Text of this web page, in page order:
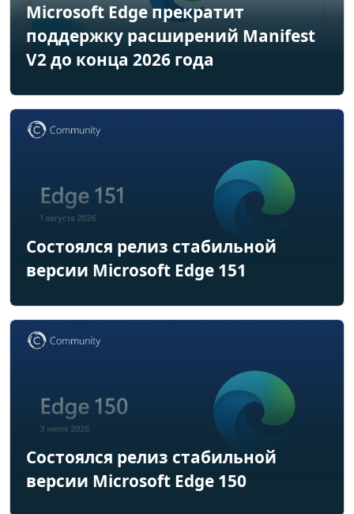
Microsoft Edge прекратит
поддержку расширений Manifest
V2 до конца 2026 года
Состоялся релиз стабильной
версии Microsoft Edge 151
Состоялся релиз стабильной
версии Microsoft Edge 150